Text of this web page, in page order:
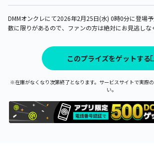
DMMオンクレにて2026年2月25日(水) 0時0分に登場予
数に限りがあるので、ファンの方は絶対にお見逃しな
このプライズをゲットする
※在庫がなくなり次第終了となります。サービスサイトで実際
い。